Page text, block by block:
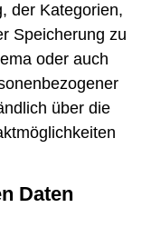
der Kategorien,
Speicherung zu
oder auch
über die
Daten